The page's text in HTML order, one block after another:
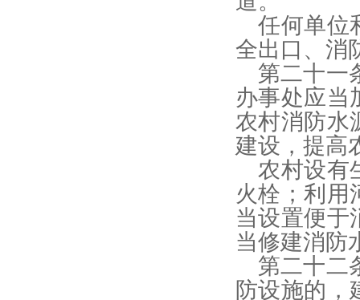
任何单位
全出口、消
第二十一
办事处应当
农村消防水
建设，提高
农村设有
火栓；利用
当设置便于
当修建消防
第二十二
防设施的，